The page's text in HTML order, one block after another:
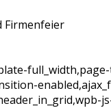
Firmenfeier